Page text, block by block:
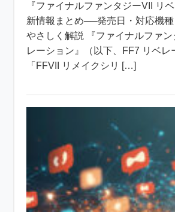
『ファイナルファンタジーVII リ
新情報まとめ──発売日・対応機
やさしく解説 『ファイナルファン
レーション』（以下、FF7 リベレ
「FFVII リメイクシリ […]